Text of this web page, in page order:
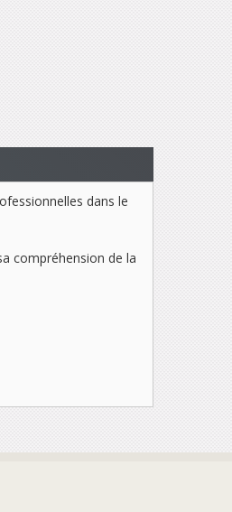
dans le
compréhension de la